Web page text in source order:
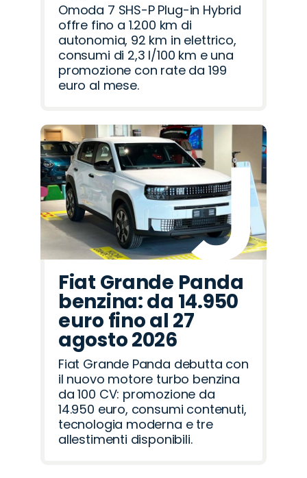
Omoda 7 SHS-P Plug-in Hybrid
offre fino a 1.200 km di
autonomia, 92 km in elettrico,
consumi di 2,3 l/100 km e una
promozione con rate da 199
euro al mese.
Fiat Grande Panda
benzina: da 14.950
euro fino al 27
agosto 2026
Fiat Grande Panda debutta con
il nuovo motore turbo benzina
da 100 CV: promozione da
14.950 euro, consumi contenuti,
tecnologia moderna e tre
allestimenti disponibili.